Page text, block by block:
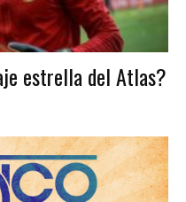
estrella del Atlas?